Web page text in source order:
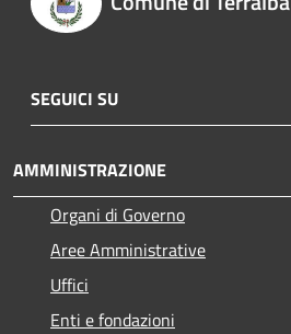
SEGUICI SU
AMMINISTRAZIONE
Organi di Governo
Aree Amministrative
Uffici
Enti e fondazioni